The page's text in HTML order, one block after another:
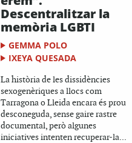
Descentralitzar la
memòria LGBTI
GEMMA POLO
IXEYA QUESADA
La història de les dissidències
sexogenèriques a llocs com
Tarragona o Lleida encara és prou
desconeguda, sense gaire rastre
documental, però algunes
iniciatives intenten recuperar-la...